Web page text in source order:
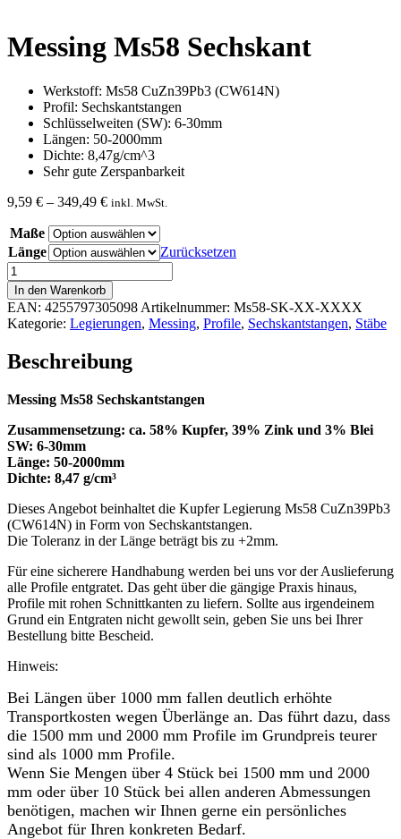
Messing Ms58 Sechskant
Werkstoff: Ms58 CuZn39Pb3 (CW614N)
Profil: Sechskantstangen
Schlüsselweiten (SW): 6-30mm
Längen: 50-2000mm
Dichte: 8,47g/cm^3
Sehr gute Zerspanbarkeit
9,59 € – 349,49 €Preisspanne:
bis
349,49 €
inkl. MwSt.
Maße
Länge
Zurücksetzen
Messing
Ms58
Sechskant
Menge
In den Warenkorb
EAN: 4255797305098 Artikelnummer: Ms58-SK-XX-XXXX
Kategorie: Legierungen, Messing, Profile, Sechskantstangen, Stäbe
Beschreibung
Messing Ms58 Sechskantstangen
Zusammensetzung: ca. 58% Kupfer, 39% Zink und 3% Blei
SW: 6-30mm
Länge: 50-2000mm
Dichte: 8,47 g/cm³
Dieses Angebot beinhaltet die Kupfer Legierung Ms58 CuZn39Pb3
(CW614N) in Form von Sechskantstangen.
Die Toleranz in der Länge beträgt bis zu +2mm.
Für eine sicherere Handhabung werden bei uns vor der Auslieferung
alle Profile entgratet. Das geht über die gängige Praxis hinaus,
Profile mit rohen Schnittkanten zu liefern. Sollte aus irgendeinem
Grund ein Entgraten nicht gewollt sein, geben Sie uns bei Ihrer
Bestellung bitte Bescheid.
Hinweis:
Bei Längen über 1000 mm fallen deutlich erhöhte
Transportkosten wegen Überlänge an. Das führt dazu, dass
die 1500 mm und 2000 mm Profile im Grundpreis teurer
sind als 1000 mm Profile.
Wenn Sie Mengen über 4 Stück bei 1500 mm und 2000
mm oder über 10 Stück bei allen anderen Abmessungen
benötigen, machen wir Ihnen gerne ein persönliches
Angebot für Ihren konkreten Bedarf.